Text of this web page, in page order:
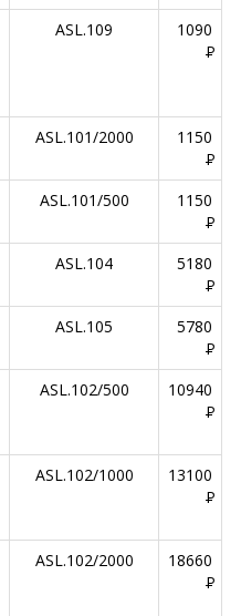
ASL.109
1090
P
ASL.101/2000
1150
P
ASL.101/500
1150
P
ASL.104
5180
P
ASL.105
5780
P
ASL.102/500
10940
P
ASL.102/1000
13100
P
ASL.102/2000
18660
P